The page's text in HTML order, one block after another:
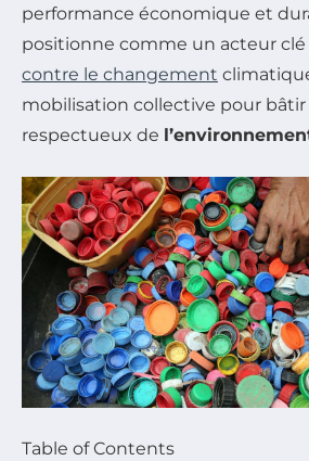
performance économique et
positionne comme un acteur clé
contre le changement
mobilisation collective pour
respectueux de
Table of Contents